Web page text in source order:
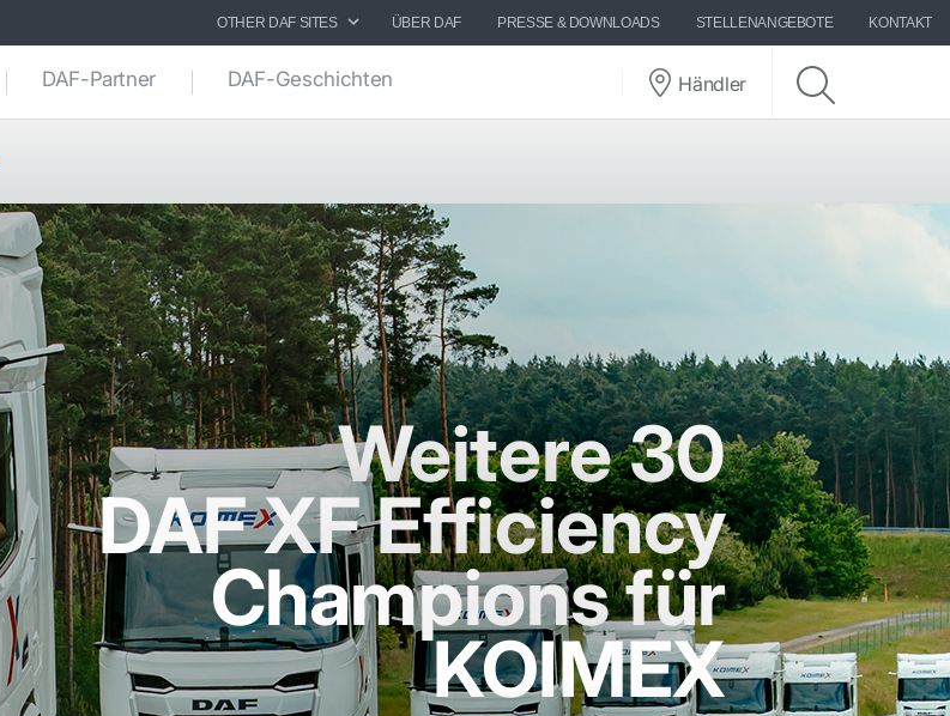
OTHER DAF SITES ÜBER DAF PRESSE & DOWNLOADS STELLENANGEBOTE KONTAKT
DAF-Partner DAF-Geschichten Händler
Weitere 30
DAF XF Efficiency
Champions für
KOIMEX